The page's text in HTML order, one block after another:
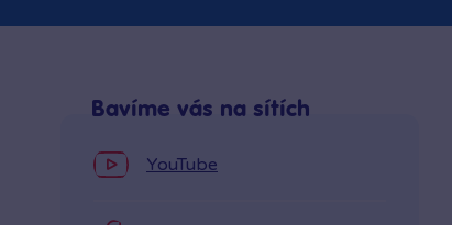
Bavíme vás na sítích
YouTube